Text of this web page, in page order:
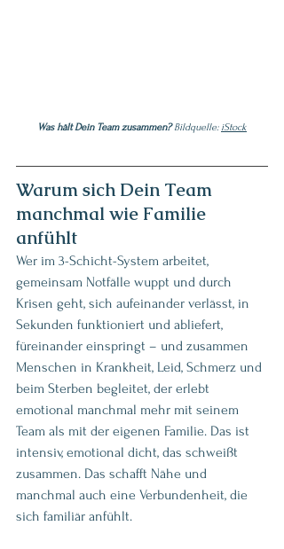
Was hält Dein Team zusammen? Bildquelle: iStock
Warum sich Dein Team
manchmal wie Familie
anfühlt
Wer im 3-Schicht-System arbeitet,
gemeinsam Notfälle wuppt und durch
Krisen geht, sich aufeinander verlässt, in
Sekunden funktioniert und abliefert,
füreinander einspringt – und zusammen
Menschen in Krankheit, Leid, Schmerz und
beim Sterben begleitet, der erlebt
emotional manchmal mehr mit seinem
Team als mit der eigenen Familie. Das ist
intensiv, emotional dicht, das schweißt
zusammen. Das schafft Nähe und
manchmal auch eine Verbundenheit, die
sich familiär anfühlt.